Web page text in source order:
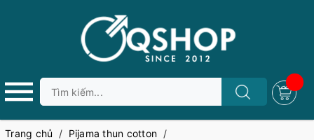
Trang chủ / Pijama thun cotton /